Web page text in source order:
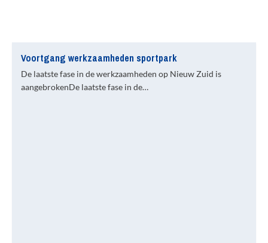
Voortgang werkzaamheden sportpark
De laatste fase in de werkzaamheden op Nieuw Zuid is
aangebrokenDe laatste fase in de…